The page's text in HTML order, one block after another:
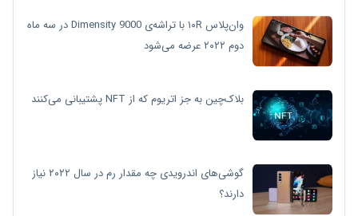
وان‌پلاس ۱۰R با تراشه‌ی Dimensity 9000 در سه ماه
دوم ۲۰۲۲ عرضه می‌شود
بلاک‌چین به جز اتریوم که از NFT پشتیبانی می‌کنند
گوشی‌های اندرویدی چه مقدار رم در سال ۲۰۲۲ نیاز
دارند؟